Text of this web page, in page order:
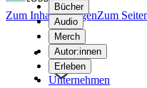
Bücher
Audio
Merch
Autor:innen
Erleben
Unternehmen
Zum Inhalt springenZum